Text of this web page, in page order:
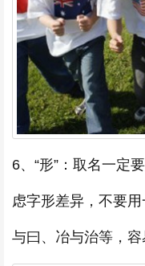
6、“形”：取名一定
虑字形差异，不要用
与曰、冶与治等，容